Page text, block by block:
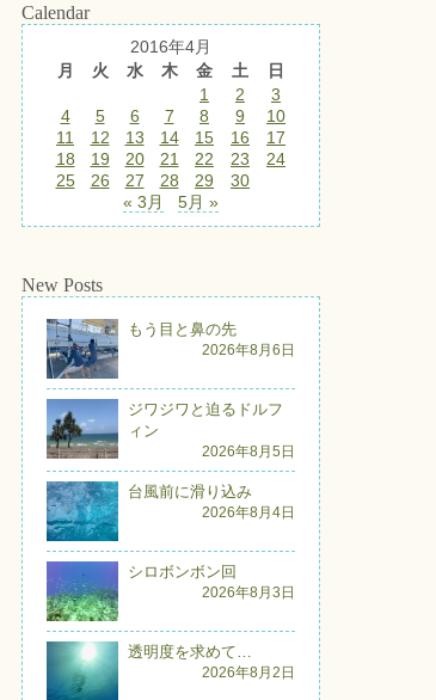
Calendar
2016年4月
月
火 水 木 金 土
日
1
2
3
4
5 6 7 8 9
10
11
12 13 14 15 16
17
18
19 20 21 22 23
24
25
26 27 28 29
30
« 3月
5月 »
New Posts
もう目と鼻の先
2026年8月6日
ジワジワと迫るドルフ
ィン
2026年8月5日
台風前に滑り込み
2026年8月4日
シロボンボン回
2026年8月3日
透明度を求めて…
2026年8月2日